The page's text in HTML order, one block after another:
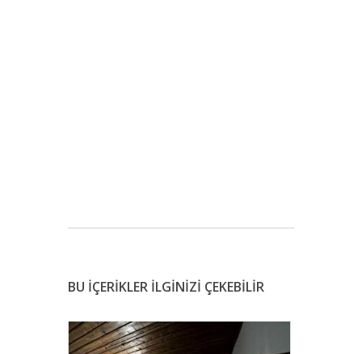
BU İÇERİKLER İLGİNİZİ ÇEKEBİLİR